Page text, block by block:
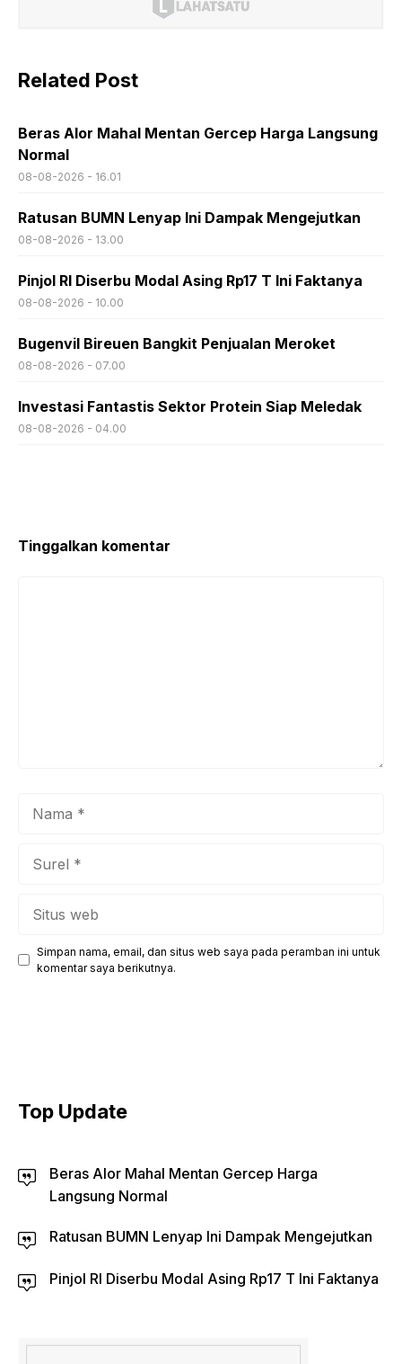
Related Post
Beras Alor Mahal Mentan Gercep Harga Langsung
Normal
08-08-2026 - 16.01
Ratusan BUMN Lenyap Ini Dampak Mengejutkan
08-08-2026 - 13.00
Pinjol RI Diserbu Modal Asing Rp17 T Ini Faktanya
08-08-2026 - 10.00
Bugenvil Bireuen Bangkit Penjualan Meroket
08-08-2026 - 07.00
Investasi Fantastis Sektor Protein Siap Meledak
08-08-2026 - 04.00
Tinggalkan komentar
Simpan nama, email, dan situs web saya pada peramban ini untuk
komentar saya berikutnya.
Top Update
Beras Alor Mahal Mentan Gercep Harga
Langsung Normal
Ratusan BUMN Lenyap Ini Dampak Mengejutkan
Pinjol RI Diserbu Modal Asing Rp17 T Ini Faktanya